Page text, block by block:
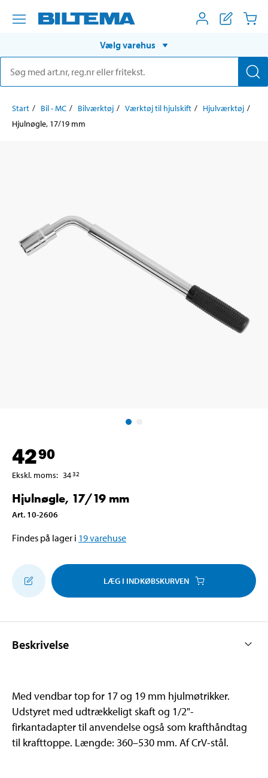
Vælg varehus
Start Bil - MC Bilværktøj Værktøj til hjulskift
Hjulværktøj
Hjulnøgle, 17/19 mm
4290
Ekskl. moms: 3432
Hjulnøgle, 17/19 mm
Art. 10-2606
Findes på lager i 19varehuse
LÆG I INDKØBSKURVEN
Beskrivelse
Med vendbar top for 17 og 19 mm hjulmøtrikker.
Udstyret med udtrækkeligt skaft og 1/2"-
firkantadapter til anvendelse også som krafthåndtag
til krafttoppe. Længde: 360–530 mm. Af CrV-stål.